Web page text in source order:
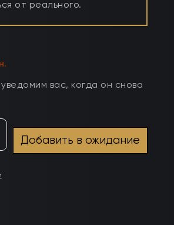
от реального.
вас, когда он снова